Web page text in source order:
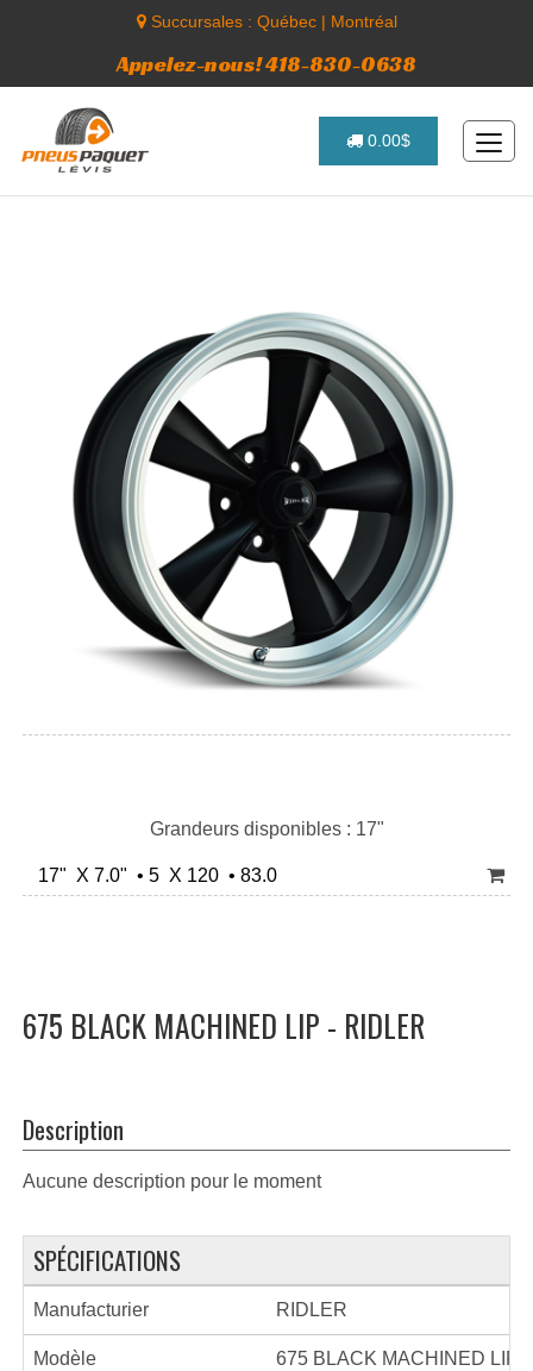
Succursales : Québec| Montréal
Appelez-nous! 418-830-0638
0.00$
Grandeurs disponibles : 17"
17" X 7.0" • 5 X 120 • 83.0
675 BLACK MACHINED LIP - RIDLER
Description
Aucune description pour le moment
SPÉCIFICATIONS
Manufacturier RIDLER
Modèle 675 BLACK MACHINED LIP